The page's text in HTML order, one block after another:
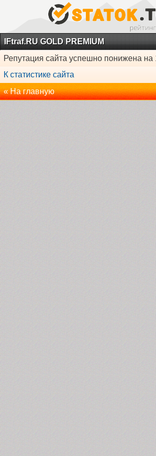
IFtraf.RU GOLD PREMIUM
Репутация сайта успешно понижена на
К статистике сайта
« На главную